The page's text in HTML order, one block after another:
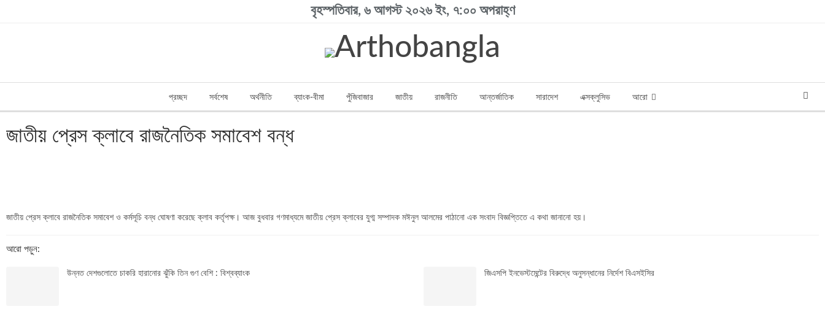
বৃহস্পতিবার, ৬ আগস্ট ২০২৬ ইং, ৭:০০ অপরাহ্ণ
প্রচ্ছদ সর্বশেষ অর্থনীতি ব্যাংক-বীমা পুঁজিবাজার জাতীয় রাজনীতি আন্তর্জাতিক সারাদেশ এক্সক্লুসিভ আরো
জাতীয় প্রেস ক্লাবে রাজনৈতিক সমাবেশ বন্ধ
জাতীয় প্রেস ক্লাবে রাজনৈতিক সমাবেশ ও কর্মসূচি বন্ধ ঘোষণা করেছে ক্লাব কর্তৃপক্ষ। আজ বুধবার গণমাধ্যমে জাতীয় প্রেস ক্লাবের যুগ্ম সম্পাদক মঈনুল আলমের পাঠানো এক সংবাদ বিজ্ঞপ্তিতে এ কথা জানানো হয়।
আরো পড়ুন:
উন্নত দেশগুলোতে চাকরি হারানোর ঝুঁকি তিন গুণ বেশি : বিশ্বব্যাংক জিএসপি ইনভেস্টমেন্টের বিরুদ্ধে অনুসন্ধানের নির্দেশ বিএসইসির